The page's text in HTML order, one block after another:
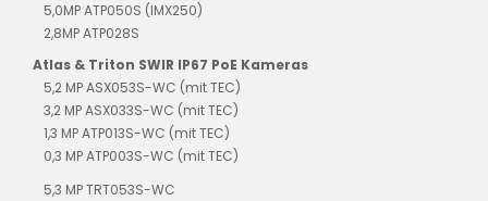
5,0MP ATP050S (IMX250)
2,8MP ATP028S
Atlas & Triton SWIR IP67 PoE Kameras
5,2 MP ASX053S-WC (mit TEC)
3,2 MP ASX033S-WC (mit TEC)
1,3 MP ATP013S-WC (mit TEC)
0,3 MP ATP003S-WC (mit TEC)
5,3 MP TRT053S-WC